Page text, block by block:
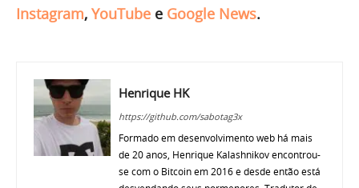
Instagram, YouTube e Google News.
Henrique HK
https://github.com/sabotag3x
Formado em desenvolvimento web há mais
de 20 anos, Henrique Kalashnikov encontrou-
se com o Bitcoin em 2016 e desde então está